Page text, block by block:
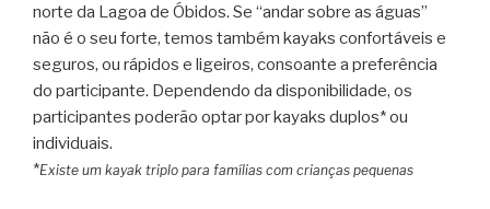
norte da Lagoa de Óbidos. Se “andar sobre as águas”
não é o seu forte, temos também kayaks confortáveis e
seguros, ou rápidos e ligeiros, consoante a preferência
do participante. Dependendo da disponibilidade, os
participantes poderão optar por kayaks duplos* ou
individuais.
*Existe um kayak triplo para famílias com crianças pequenas